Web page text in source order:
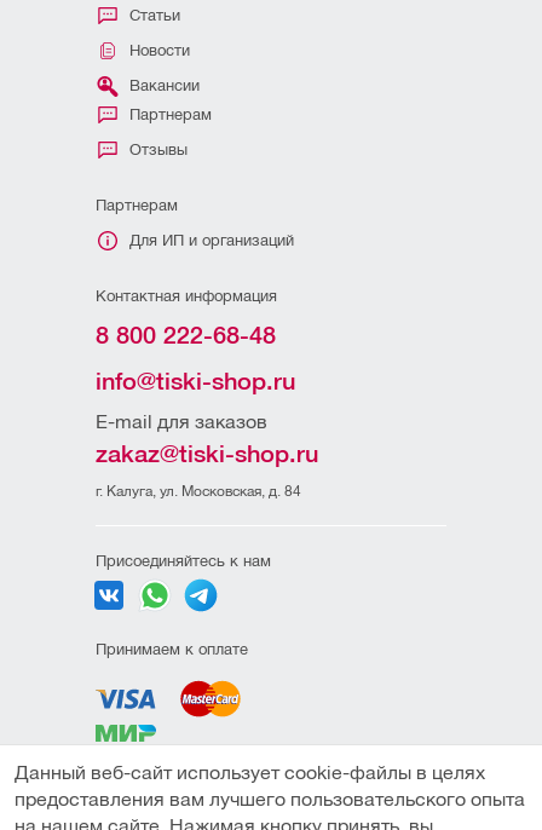
Статьи
Новости
Вакансии
Партнерам
Отзывы
Партнерам
Для ИП и организаций
Контактная информация
8 800 222-68-48
info@tiski-shop.ru
E-mail для заказов
zakaz@tiski-shop.ru
г. Калуга, ул. Московская, д. 84
Присоединяйтесь к нам
Принимаем к оплате
конфиденциальности
Данный веб-сайт использует cookie-файлы в целях
предоставления вам лучшего пользовательского опыта
на нашем сайте. Нажимая кнопку принять, вы